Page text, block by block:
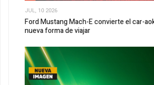
JUL, 10 2026
Ford Mustang Mach-E convierte el car-
nueva forma de viajar